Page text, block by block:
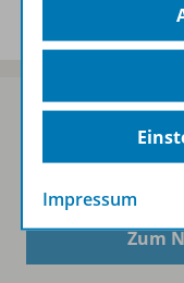
Sofort profitieren
Zum
Impressum